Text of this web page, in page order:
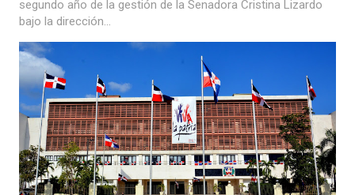
segundo año de la gestión de la Senadora Cristina Lizardo
bajo la dirección...